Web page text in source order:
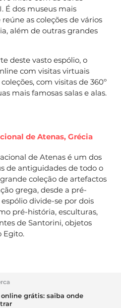
É dos museus mais
as coleções de vários
além de outras grandes
deste vasto espólio, o
com visitas virtuais
com visitas de 360º
mais famosas salas e alas.
de Atenas, Grécia
de Atenas é um dos
de antiguidades de todo o
coleção de artefactos
grega, desde a pré-
divide-se por dois
pré-história, esculturas,
de Santorini, objetos
Egito.
online grátis: saiba onde